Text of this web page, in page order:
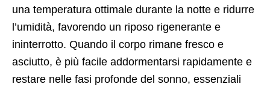
una temperatura ottimale durante la notte e ridurre
l’umidità, favorendo un riposo rigenerante e
ininterrotto. Quando il corpo rimane fresco e
asciutto, è più facile addormentarsi rapidamente e
restare nelle fasi profonde del sonno, essenziali